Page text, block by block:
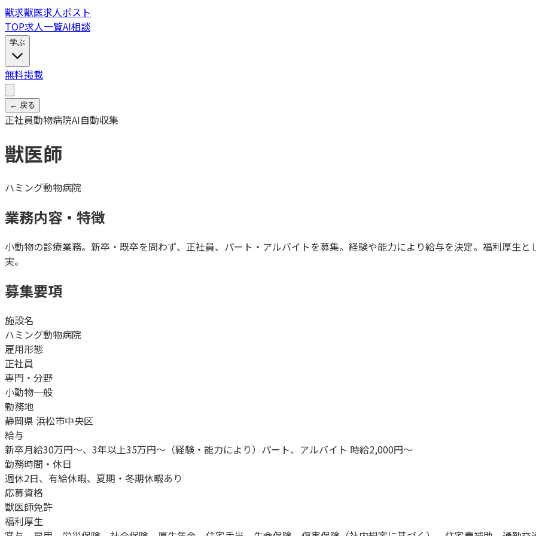
獣求獣医求人ポスト
TOP求人一覧AI相談
学ぶ
無料掲載
← 戻る
正社員動物病院AI自動収集
獣医師
ハミング動物病院
業務内容・特徴
小動物の診療業務。新卒・既卒を問わず、正社員、パート・アルバイトを募集。経験や能力により給与を決定。福利厚生
実。
募集要項
施設名
ハミング動物病院
雇用形態
正社員
専門・分野
小動物一般
勤務地
静岡県 浜松市中央区
給与
新卒月給30万円～、3年以上35万円～（経験・能力により）パート、アルバイト 時給2,000円～
勤務時間・休日
週休2日、有給休暇、夏期・冬期休暇あり
応募資格
獣医師免許
福利厚生